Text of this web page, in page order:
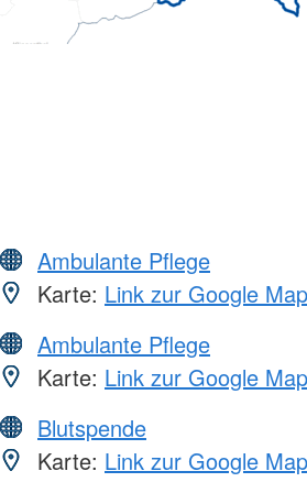
Ambulante Pflege
Karte: Link zur Google
Ambulante Pflege
Karte: Link zur Google
Blutspende
Karte: Link zur Google